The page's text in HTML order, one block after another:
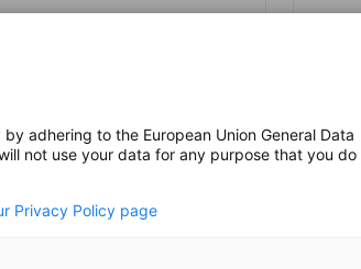
lesen
adhering to the European Union General Data
not use your data for any purpose that you do
Privacy Policy page